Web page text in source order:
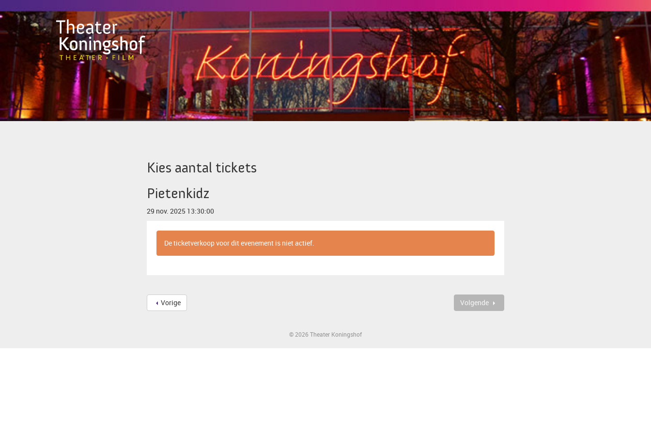
Kies aantal tickets
Pietenkidz
29 nov. 2025 13:30:00
De ticketverkoop voor dit evenement is niet actief.
Vorige Volgende
© 2026 Theater Koningshof